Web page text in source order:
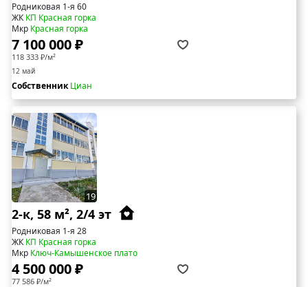
Родниковая 1-я 60
ЖККП Красная горка
Мкр Красная горка
7 100 000 ₽
118 333 ₽/м²
12 май
СобственникЦиан
19
2-к, 58 м², 2/4 эт
Родниковая 1-я 28
ЖККП Красная горка
Мкр Ключ-Камышенское плато
4 500 000 ₽
77 586 ₽/м²